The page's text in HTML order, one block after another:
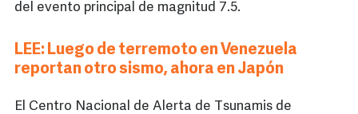
del evento principal de magnitud 7.5.
LEE: Luego de terremoto en Venezuela
reportan otro sismo, ahora en Japón
El Centro Nacional de Alerta de Tsunamis de